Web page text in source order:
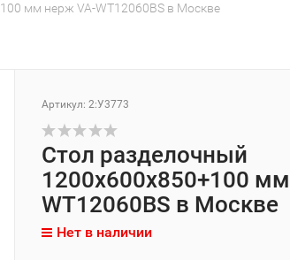
мм нерж VA-WT12060BS в Москве
Артикул: 2:У3773
Стол разделочный
1200x600x850+100
WT12060BS в Москве
Нет в наличии